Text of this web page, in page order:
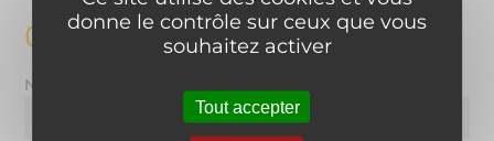
Candidater
Nom
donne le contrôle sur ceux que vous
souhaitez activer
Tout accepter